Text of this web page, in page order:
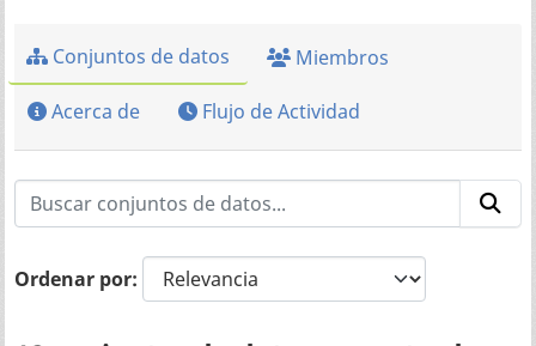
Conjuntos de datos Miembros
Acerca de Flujo de Actividad
Ordenar por